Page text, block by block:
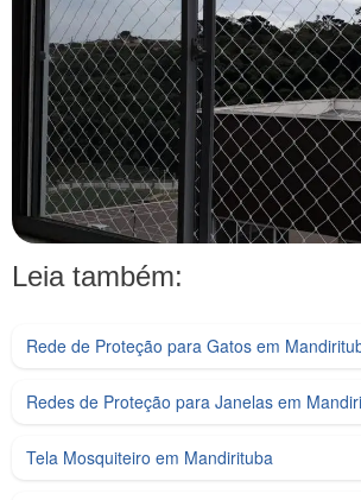
Leia também:
Rede de Proteção para Gatos em
Redes de Proteção para Janelas em
Tela Mosquiteiro em Mandirituba